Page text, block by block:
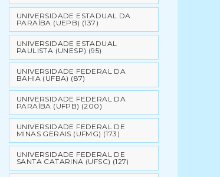
UNIVERSIDADE ESTADUAL DA
PARAÍBA (UEPB) (137)
UNIVERSIDADE ESTADUAL
PAULISTA (UNESP) (95)
UNIVERSIDADE FEDERAL DA
BAHIA (UFBA) (87)
UNIVERSIDADE FEDERAL DA
PARAÍBA (UFPB) (200)
UNIVERSIDADE FEDERAL DE
MINAS GERAIS (UFMG) (173)
UNIVERSIDADE FEDERAL DE
SANTA CATARINA (UFSC) (127)